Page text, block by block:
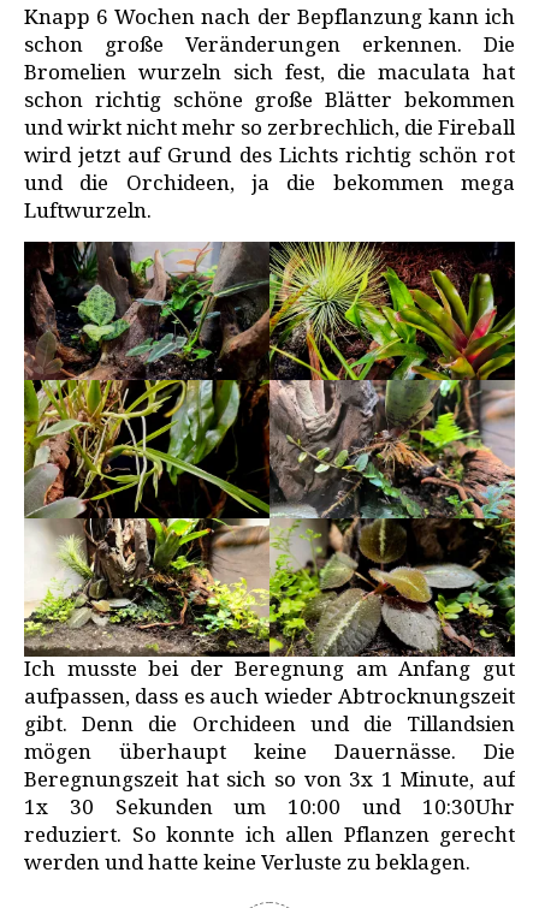
Knapp 6 Wochen nach der Bepflanzung kann ich
schon große Veränderungen erkennen. Die
Bromelien wurzeln sich fest, die maculata hat
schon richtig schöne große Blätter bekommen
und wirkt nicht mehr so zerbrechlich, die Fireball
wird jetzt auf Grund des Lichts richtig schön rot
und die Orchideen, ja die bekommen mega
Luftwurzeln.
Ich musste bei der Beregnung am Anfang gut
aufpassen, dass es auch wieder Abtrocknungszeit
gibt. Denn die Orchideen und die Tillandsien
mögen überhaupt keine Dauernässe. Die
Beregnungszeit hat sich so von 3x 1 Minute, auf
1x 30 Sekunden um 10:00 und 10:30Uhr
reduziert. So konnte ich allen Pflanzen gerecht
werden und hatte keine Verluste zu beklagen.